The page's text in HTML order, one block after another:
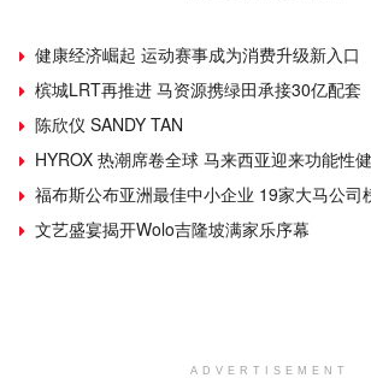
健康经济崛起 运动赛事成为消费升级新入口
槟城LRT再推进 马资源携绿田承接30亿配套
陈欣仪 SANDY TAN
HYROX 热潮席卷全球 马来西亚迎来功能性
福布斯公布亚洲最佳中小企业 19家大马公司
文艺盛宴揭开Wolo吉隆坡满家乐序幕
ADVERTISEMENT